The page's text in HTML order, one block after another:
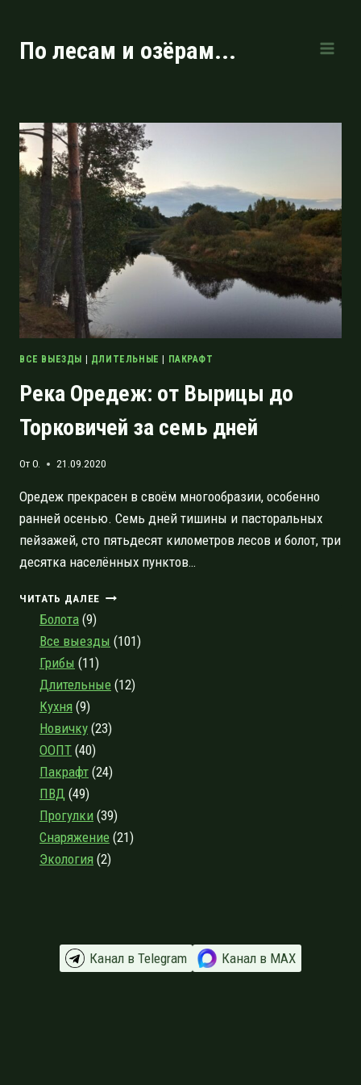
содержимому
По лесам и озёрам...
ВСЕ ВЫЕЗДЫ | ДЛИТЕЛЬНЫЕ | ПАКРАФТ
Река Оредеж: от Вырицы до
Торковичей за семь дней
ОтO. 21.09.2020
Оредеж прекрасен в своём многообразии, особенно
ранней осенью. Семь дней тишины и пасторальных
пейзажей, сто пятьдесят километров лесов и болот, три
десятка населённых пунктов…
ЧИТАТЬ ДАЛЕЕ РЕКА
ВЫРИЦЫ
ТОРКОВИЧЕЙ
ДНЕЙ
Болота (9)
Все выезды (101)
Грибы (11)
Длительные (12)
Кухня (9)
Новичку (23)
ООПТ (40)
Пакрафт (24)
ПВД (49)
Прогулки (39)
Снаряжение (21)
Экология (2)
Канал в Telegram Канал в МАХ